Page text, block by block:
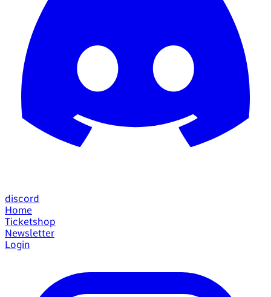
discord
Home
Ticketshop
Newsletter
Login